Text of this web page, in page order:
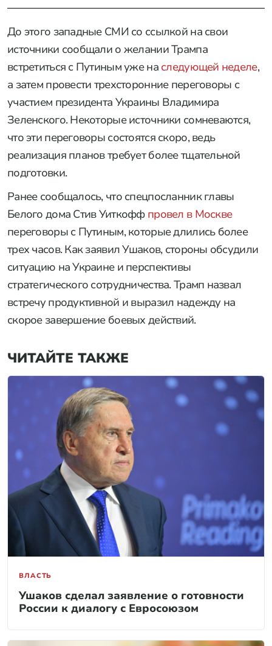
До этого западные СМИ со ссылкой на свои
источники сообщали о желании Трампа
встретиться с Путиным уже на следующей неделе,
а затем провести трехсторонние переговоры с
участием президента Украины Владимира
Зеленского. Некоторые источники сомневаются,
что эти переговоры состоятся скоро, ведь
реализация планов требует более тщательной
подготовки.
Ранее сообщалось, что спецпосланник главы
Белого дома Стив Уиткофф провел в Москве
переговоры с Путиным, которые длились более
трех часов. Как заявил Ушаков, стороны обсудили
ситуацию на Украине и перспективы
стратегического сотрудничества. Трамп назвал
встречу продуктивной и выразил надежду на
скорое завершение боевых действий.
ЧИТАЙТЕ ТАКЖЕ
ВЛАСТЬ
Ушаков сделал заявление о готовности
России к диалогу с Евросоюзом